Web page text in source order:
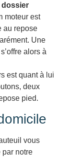
dossier
moteur est
au repose
Une
alors à
est quant à lui
deux
pied.
vous
par notre